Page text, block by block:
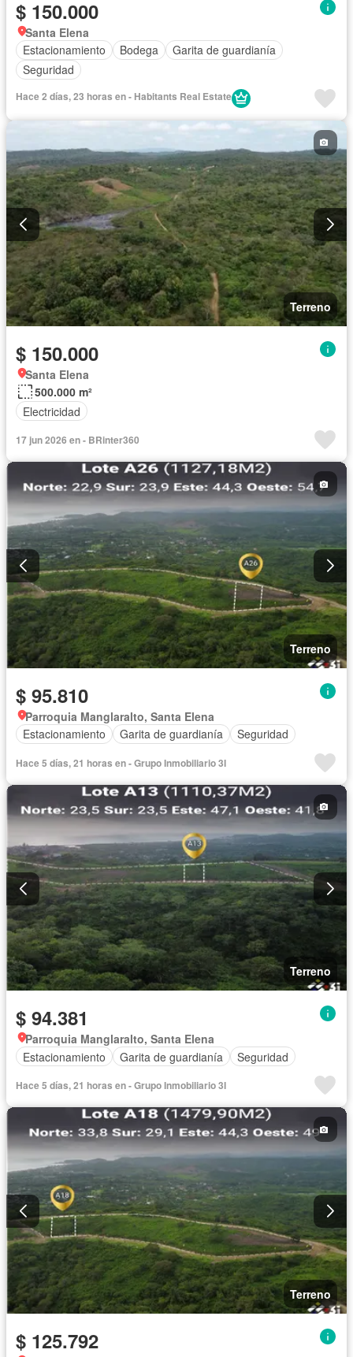
$ 150.000
Santa Elena
Estacionamiento
Bodega
Garita de guardianía
Seguridad
Hace 2 días, 23 horas en - Habitants Real Estate
Terreno
$ 150.000
Santa Elena
500.000 m²
Electricidad
17 jun 2026 en - BRinter360
Terreno
$ 95.810
Parroquia Manglaralto, Santa Elena
Estacionamiento
Garita de guardianía Seguridad
Hace 5 días, 21 horas en - Grupo Inmobiliario 3I
Terreno
$ 94.381
Parroquia Manglaralto, Santa Elena
Estacionamiento
Garita de guardianía Seguridad
Hace 5 días, 21 horas en - Grupo Inmobiliario 3I
Terreno
$ 125.792